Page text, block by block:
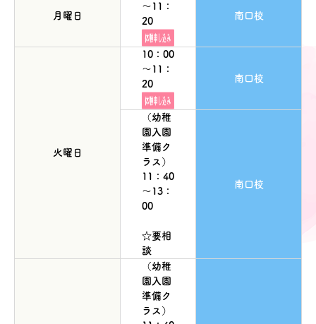
月曜日
～11：
20
南口校
火曜日
10：00
～11：
20
南口校
（幼稚
園入園
準備ク
ラス）
11：40
～13：
00
☆要相
談
南口校
（幼稚
園入園
準備ク
ラス）